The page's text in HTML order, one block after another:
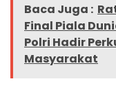
Baca Juga :
Final Piala
Polri Hadir
Masyarakat